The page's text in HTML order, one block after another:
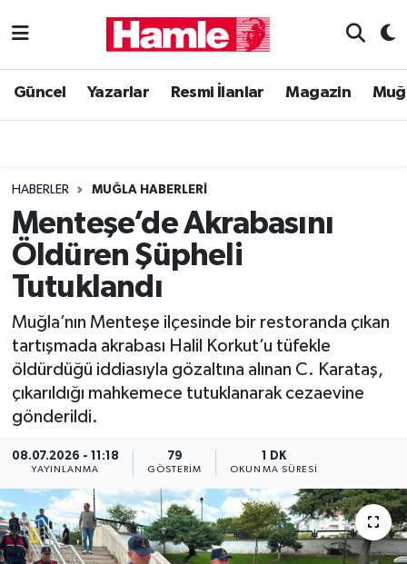
Güncel Yazarlar Resmi İlanlar Magazin
HABERLER MUĞLA HABERLERI
Menteşe’de Akrabasını
Öldüren Şüpheli
Tutuklandı
Muğla’nın Menteşe ilçesinde bir restoranda çıkan
tartışmada akrabası Halil Korkut’u tüfekle
öldürdüğü iddiasıyla gözaltına alınan C. Karataş,
çıkarıldığı mahkemece tutuklanarak cezaevine
gönderildi.
08.07.2026 - 11:18
YAYINLANMA
79
GÖSTERIM
1 DK
OKUNMA SÜRESI
Güncel
Muğla Haber
Siyaset
Muğla Nöbetçi Eczaneler
Muğla Trafik Yoğunluk Haritası
Süper Lig Puan Durumu ve Fikstür
Tüm Manşetler
Son Dakika Haberleri
Haber Arşivi